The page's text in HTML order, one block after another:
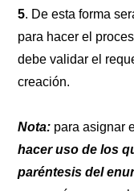
5. De esta forma
para hacer el
debe validar el
creación.
Nota: para asignar
hacer uso de los
paréntesis del